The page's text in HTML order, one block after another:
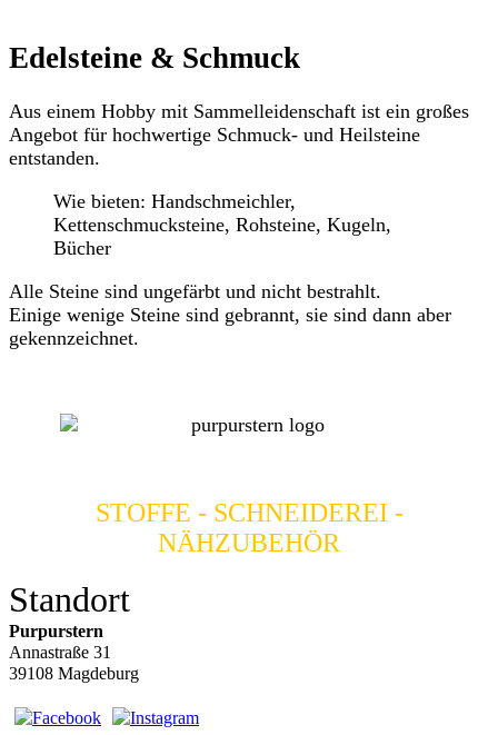
Edelsteine & Schmuck
Aus einem Hobby mit Sammelleidenschaft ist ein großes
Angebot für hochwertige Schmuck- und Heilsteine
entstanden.
Wie bieten: Handschmeichler,
Kettenschmucksteine, Rohsteine, Kugeln,
Bücher
Alle Steine sind ungefärbt und nicht bestrahlt.
Einige wenige Steine sind gebrannt, sie sind dann aber
gekennzeichnet.
STOFFE - SCHNEIDEREI -
NÄHZUBEHÖR
Standort
Purpurstern
Annastraße 31
39108 Magdeburg